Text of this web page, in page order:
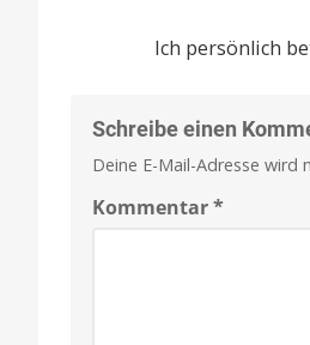
Ich persönlich
Schreibe einen
Deine E-Mail-Adresse wird
Kommentar*